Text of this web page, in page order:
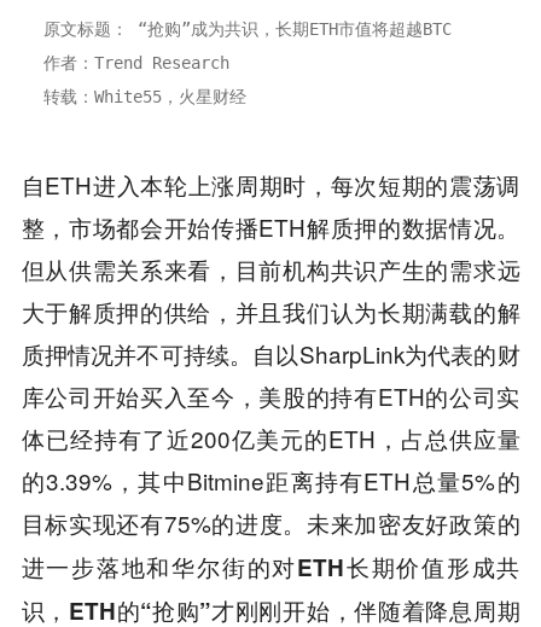
原文标题： “抢购”成为共识，长期ETH市值将超越BTC
作者：Trend Research
转载：White55，火星财经
自ETH进入本轮上涨周期时，每次短期的震荡调
整，市场都会开始传播ETH解质押的数据情况。
但从供需关系来看，目前机构共识产生的需求远
大于解质押的供给，并且我们认为长期满载的解
质押情况并不可持续。自以SharpLink为代表的财
库公司开始买入至今，美股的持有ETH的公司实
体已经持有了近200亿美元的ETH，占总供应量
的3.39%，其中Bitmine距离持有ETH总量5%的
目标实现还有75%的进度。 未来加密友好政策的
进一步落地和华尔街的对ETH长期价值形成共
识，ETH的“抢购”才刚刚开始，伴随着降息周期